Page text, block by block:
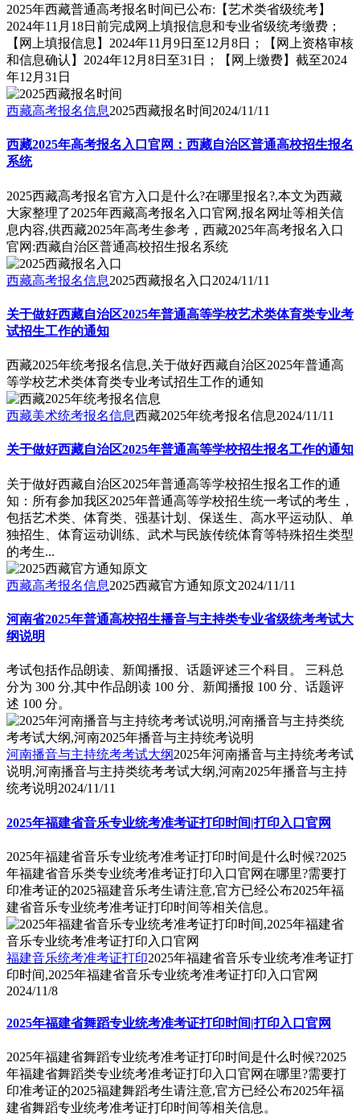
2025年西藏普通高考报名时间已公布:【艺术类省级统考】
2024年11月18日前完成网上填报信息和专业省级统考缴费；
【网上填报信息】2024年11月9日至12月8日；【网上资格审核
和信息确认】2024年12月8日至31日；【网上缴费】截至2024
年12月31日
西藏高考报名信息2025西藏报名时间2024/11/11
西藏2025年高考报名入口官网：西藏自治区普通高校招生报名
系统
2025西藏高考报名官方入口是什么?在哪里报名?,本文为西藏
大家整理了2025年西藏高考报名入口官网,报名网址等相关信
息内容,供西藏2025年高考生参考，西藏2025年高考报名入口
官网:西藏自治区普通高校招生报名系统
西藏高考报名信息2025西藏报名入口2024/11/11
关于做好西藏自治区2025年普通高等学校艺术类体育类专业考
试招生工作的通知
西藏2025年统考报名信息,关于做好西藏自治区2025年普通高
等学校艺术类体育类专业考试招生工作的通知
西藏美术统考报名信息西藏2025年统考报名信息2024/11/11
关于做好西藏自治区2025年普通高等学校招生报名工作的通知
关于做好西藏自治区2025年普通高等学校招生报名工作的通
知：所有参加我区2025年普通高等学校招生统一考试的考生，
包括艺术类、体育类、强基计划、保送生、高水平运动队、单
独招生、体育运动训练、武术与民族传统体育等特殊招生类型
的考生...
西藏高考报名信息2025西藏官方通知原文2024/11/11
河南省2025年普通高校招生播音与主持类专业省级统考考试大
纲说明
考试包括作品朗读、新闻播报、话题评述三个科目。 三科总
分为 300 分,其中作品朗读 100 分、新闻播报 100 分、话题评
述 100 分。
河南播音与主持统考考试大纲2025年河南播音与主持统考考试
说明,河南播音与主持类统考考试大纲,河南2025年播音与主持
统考说明2024/11/11
2025年福建省音乐专业统考准考证打印时间|打印入口官网
2025年福建省音乐专业统考准考证打印时间是什么时候?2025
年福建省音乐类专业统考准考证打印入口官网在哪里?需要打
印准考证的2025福建音乐考生请注意,官方已经公布2025年福
建省音乐专业统考准考证打印时间等相关信息。
福建音乐统考准考证打印2025年福建省音乐专业统考准考证打
印时间,2025年福建省音乐专业统考准考证打印入口官网
2024/11/8
2025年福建省舞蹈专业统考准考证打印时间|打印入口官网
2025年福建省舞蹈专业统考准考证打印时间是什么时候?2025
年福建省舞蹈类专业统考准考证打印入口官网在哪里?需要打
印准考证的2025福建舞蹈考生请注意,官方已经公布2025年福
建省舞蹈专业统考准考证打印时间等相关信息。